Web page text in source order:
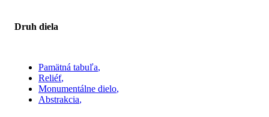
Druh diela
Pamätná tabuľa
Reliéf
Monumentálne dielo
Abstrakcia